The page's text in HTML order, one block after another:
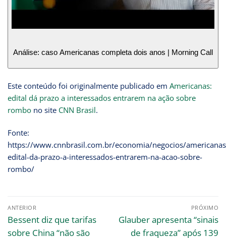
Análise: caso Americanas completa dois anos | Morning Call
Este conteúdo foi originalmente publicado em Americanas:
edital dá prazo a interessados entrarem na ação sobre
rombo no site CNN Brasil.
Fonte:
https://www.cnnbrasil.com.br/economia/negocios/
edital-da-prazo-a-interessados-entrarem-na-acao-sobre-
rombo/
ANTERIOR
Bessent diz que tarifas
sobre China “não são
PRÓXIMO
Glauber apresenta “sinais
de fraqueza” após 139